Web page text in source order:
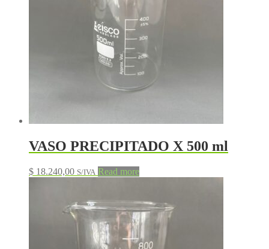
VASO PRECIPITADO X 500 ml
$ 18.240,00 S/IVA Read more